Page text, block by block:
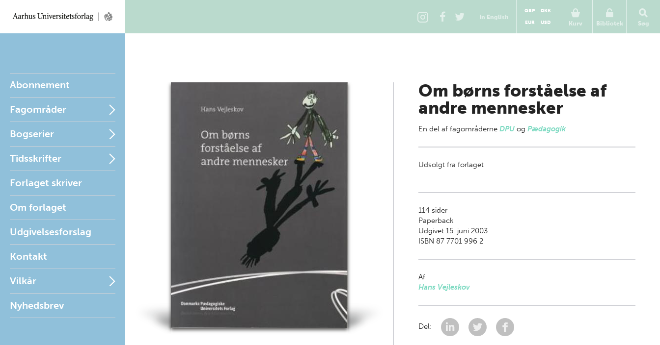
In English
Kurv
GBP
DKK
EUR
USD Bibliotek Søg
Abonnement
Fagområder
Bogserier
Tidsskrifter
Forlaget skriver
Om forlaget
Udgivelsesforslag
Kontakt
Vilkår
Nyhedsbrev
Om børns forståelse af
andre mennesker
En del af fagområderne DPUog Pædagogik
Udsolgt fra forlaget
114sider
Paperback
Udgivet 15. juni 2003
ISBN 87 7701 996 2
Af
Hans Vejleskov
Del: